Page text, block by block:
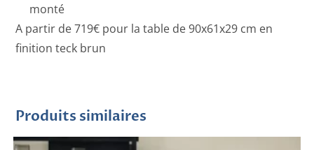
monté
A partir de 719€ pour la table de 90x61x29 cm en
finition teck brun
Produits similaires